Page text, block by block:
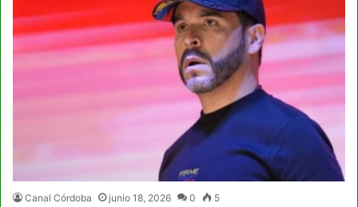
Canal Córdoba junio 18, 2026 0 5